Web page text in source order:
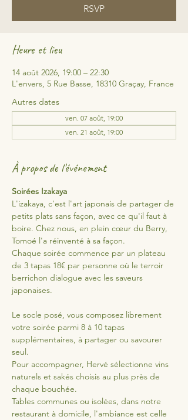
RSVP
Heure et lieu
14 août 2026, 19:00 – 22:30
L'envers, 5 Rue Basse, 18310 Graçay, France
Autres dates
ven. 07 août, 19:00
ven. 21 août, 19:00
À propos de l'événement
Soirées Izakaya
L'izakaya, c'est l'art japonais de partager de
petits plats sans façon, avec ce qu'il faut à
boire. Chez nous, en plein cœur du Berry,
Tomoé l'a réinventé à sa façon.
Chaque soirée commence par un plateau
de 3 tapas 18€ par personne où le terroir
berrichon dialogue avec les saveurs
japonaises.
Le socle posé, vous composez librement
votre soirée parmi 8 à 10 tapas
supplémentaires, à partager ou savourer
seul.
Pour accompagner, Hervé sélectionne vins
naturels et sakés choisis au plus près de
chaque bouchée.
Tables communes ou isolées, dans notre
restaurant à domicile, l'ambiance est celle